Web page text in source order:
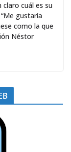
claro cuál es su
gustaría
como la que
Néstor